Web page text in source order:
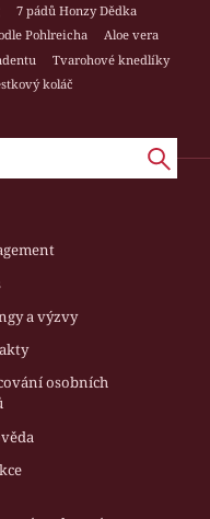
7 pádů Honzy Dědka
Pohlreicha
Aloe vera
Tvarohové knedlíky
koláč
a výzvy
osobních